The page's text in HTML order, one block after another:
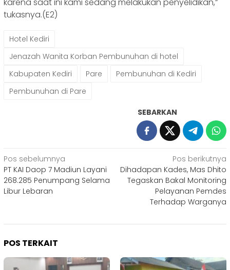
tukasnya.(E2)
Hotel Kediri
Jenazah Wanita Korban Pembunuhan di hotel
Kabupaten Kediri
Pare
Pembunuhan di Kediri
Pembunuhan di Pare
SEBARKAN
Navigasi
pos
Pos sebelumnya
PT KAI Daop 7 Madiun Layani
268.285 Penumpang Selama
Libur Lebaran
Pos berikutnya
Dihadapan Kades, Mas Dhito
Tegaskan Bakal Monitoring
Pelayanan Pemdes
Terhadap Warganya
POS TERKAIT